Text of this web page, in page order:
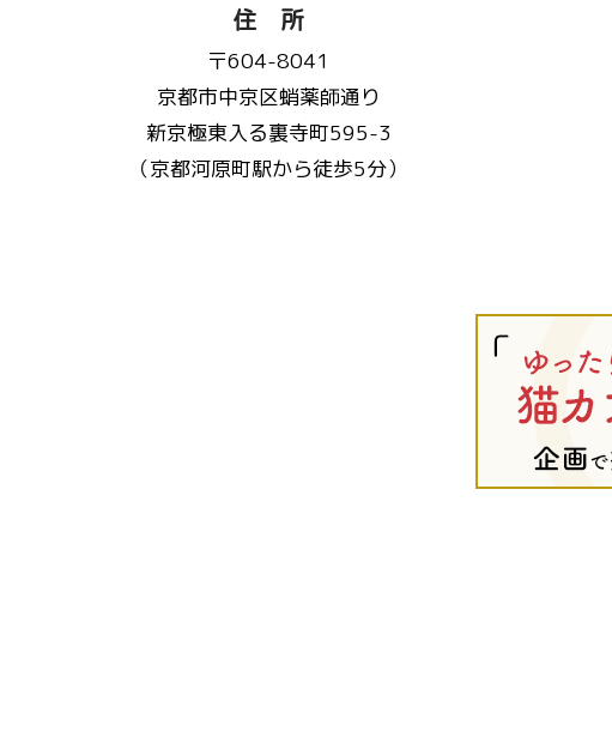
住 所
〒604-8041
京都市中京区蛸薬師通り
新京極東入る裏寺町595-3
（京都河原町駅から徒歩5分）